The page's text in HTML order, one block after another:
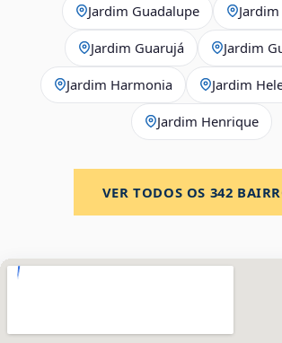
Jardim Guadalupe
Jardim Guarujá Jardim
Jardim Harmonia Jardim
Jardim Henrique
VER TODOS OS 342